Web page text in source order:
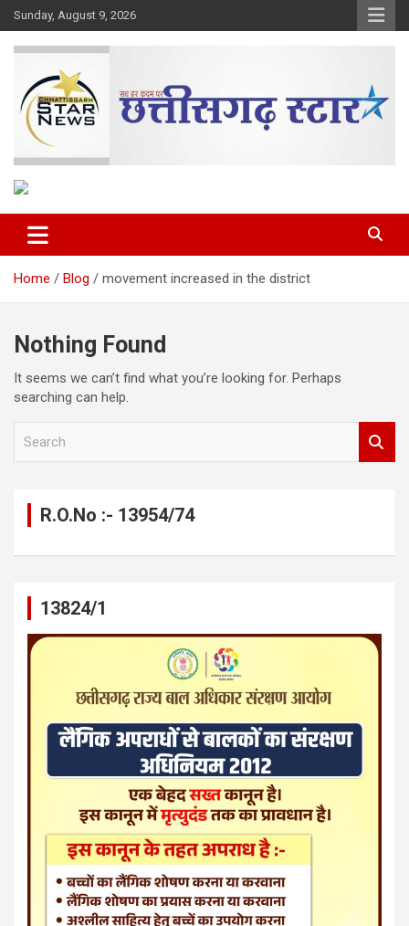
Skip
to
content
Sunday, August 9, 2026
Chhattisgarh Star
Home Blog movement increased in the district
Nothing Found
It seems we can’t find what you’re looking for. Perhaps
searching can help.
R.O.No :- 13954/74
13824/1